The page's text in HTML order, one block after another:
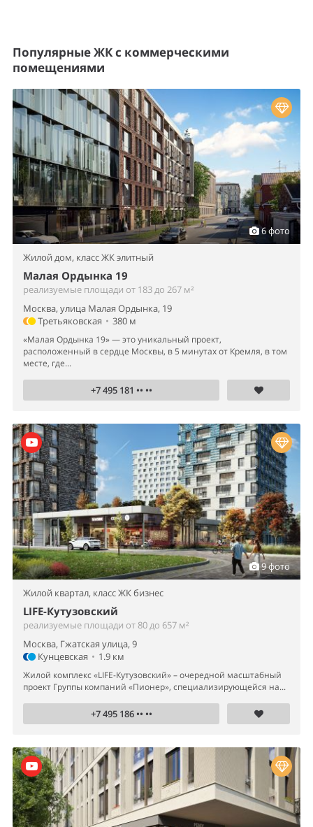
Популярные ЖК с коммерческими
помещениями
6 фото
Жилой дом, класс ЖК элитный
Малая Ордынка 19
реализуемые площади от 183 до 267 м²
Москва, улица Малая Ордынка, 19
Третьяковская • 380 м
«Малая Ордынка 19» — это уникальный проект,
расположенный в сердце Москвы, в 5 минутах от Кремля, в том
месте, где...
+7 495 181 •• ••
9 фото
Жилой квартал, класс ЖК бизнес
LIFE-Кутузовский
реализуемые площади от 80 до 657 м²
Москва, Гжатская улица, 9
Кунцевская • 1.9 км
Жилой комплекс «LIFE-Кутузовский» – очередной масштабный
проект Группы компаний «Пионер», специализирующейся на...
+7 495 186 •• ••